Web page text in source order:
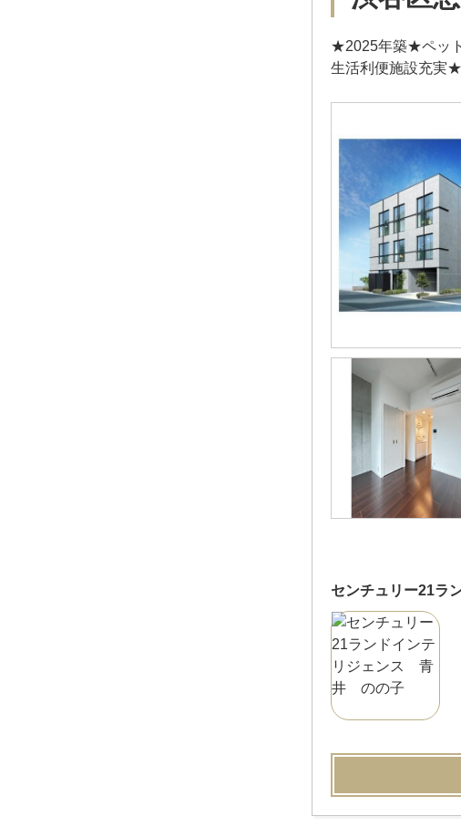
★2025年築★ペッ
生活利便施設充実★
センチュリー21ラ